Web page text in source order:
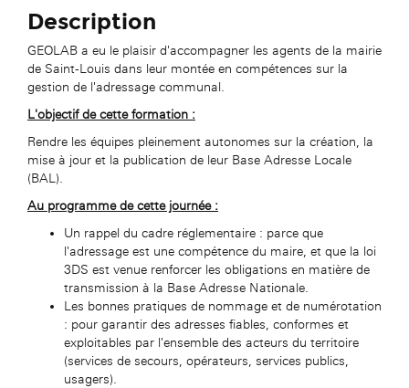
Description
GEOLAB a eu le plaisir d'accompagner les agents de la mairie
de Saint-Louis dans leur montée en compétences sur la
gestion de l'adressage communal.
L'objectif de cette formation :
Rendre les équipes pleinement autonomes sur la création, la
mise à jour et la publication de leur Base Adresse Locale
(BAL).
Au programme de cette journée :
Un rappel du cadre réglementaire : parce que
l'adressage est une compétence du maire, et que la loi
3DS est venue renforcer les obligations en matière de
transmission à la Base Adresse Nationale.
Les bonnes pratiques de nommage et de numérotation
: pour garantir des adresses fiables, conformes et
exploitables par l'ensemble des acteurs du territoire
(services de secours, opérateurs, services publics,
usagers).